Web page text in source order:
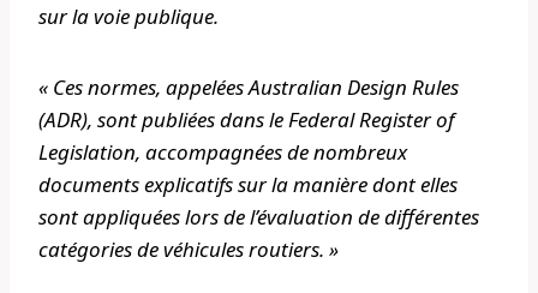
sur la voie publique.
« Ces normes, appelées Australian Design Rules
(ADR), sont publiées dans le Federal Register of
Legislation, accompagnées de nombreux
documents explicatifs sur la manière dont elles
sont appliquées lors de l’évaluation de différentes
catégories de véhicules routiers. »